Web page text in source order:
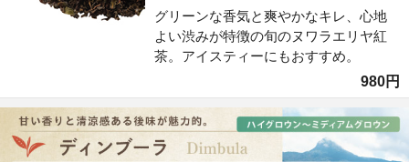
グリーンな香気と爽やかなキレ、心地
よい渋みが特徴の旬のヌワラエリヤ紅
茶。アイスティーにもおすすめ。
980円